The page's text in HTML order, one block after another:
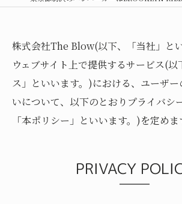
株式会社The Blow(以下、「当社」と
ウェブサイト上で提供するサービス(以
ス」といいます。)における、ユーザ
いについて、以下のとおりプライバシ
「本ポリシー」といいます。)を定めま
PRIVACY